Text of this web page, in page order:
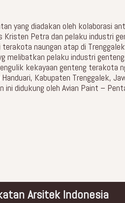
yang diadakan oleh kolaborasi
Kristen Petra dan pelaku industri
naungan atap di
melibatkan pelaku industri
kekayaan genteng terakota
Kabupaten Trenggalek,
ini didukung oleh Avian Paint –
Arsitek Indonesia